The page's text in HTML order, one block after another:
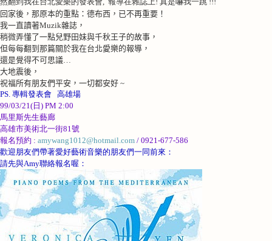
回家後，那原本的重點：德布西，已不再重要！
我一直讀著Muzik雜誌，
稍微弄懂了一點兒野田妹與千秋王子的故事，
但每每翻到那篇關於我在台北愛樂的報導，
還是覺得不可思議…
大地震後，
祝福所有朋友們平安，一切都安好 ~
PS. 專輯發表會 高雄場
99/03/21(日) PM 2:00
馬里斯先生藝廊
高雄市美術北一街81號
報名預約 : amywang1012@hotmail.com / 0921-677-586
歡迎朋友們帶著愛好藝術音樂的朋友們一同前來：
請先與Amy聯絡報名喔：